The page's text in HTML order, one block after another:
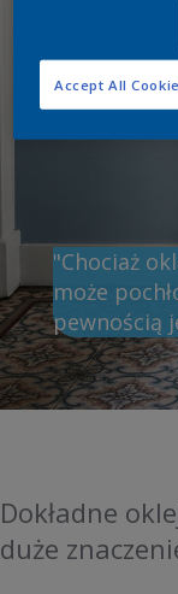
"Chociaż
może
pewnością
Dokładne
duże
Accept All